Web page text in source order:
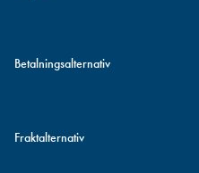
Betalningsalternativ
Fraktalternativ